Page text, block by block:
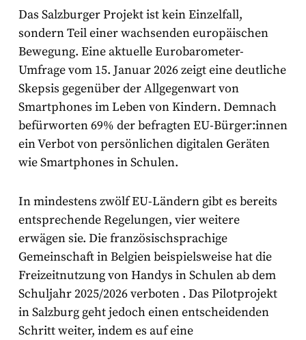
Das Salzburger Projekt ist kein Einzelfall,
sondern Teil einer wachsenden europäischen
Bewegung. Eine aktuelle Eurobarometer-
Umfrage vom 15. Januar 2026 zeigt eine deutliche
Skepsis gegenüber der Allgegenwart von
Smartphones im Leben von Kindern. Demnach
befürworten 69% der befragten EU-Bürger:innen
ein Verbot von persönlichen digitalen Geräten
wie Smartphones in Schulen.
In mindestens zwölf EU-Ländern gibt es bereits
entsprechende Regelungen, vier weitere
erwägen sie. Die französischsprachige
Gemeinschaft in Belgien beispielsweise hat die
Freizeitnutzung von Handys in Schulen ab dem
Schuljahr 2025/2026 verboten . Das Pilotprojekt
in Salzburg geht jedoch einen entscheidenden
Schritt weiter, indem es auf eine